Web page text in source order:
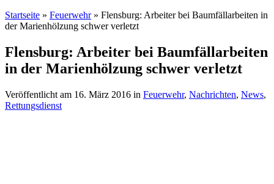
Startseite » Feuerwehr » Flensburg: Arbeiter bei Baumfällarbeiten in
der Marienhölzung schwer verletzt
Flensburg: Arbeiter bei Baumfällarbeiten
in der Marienhölzung schwer verletzt
Veröffentlicht am 16. März 2016 in Feuerwehr, Nachrichten, News,
Rettungsdienst